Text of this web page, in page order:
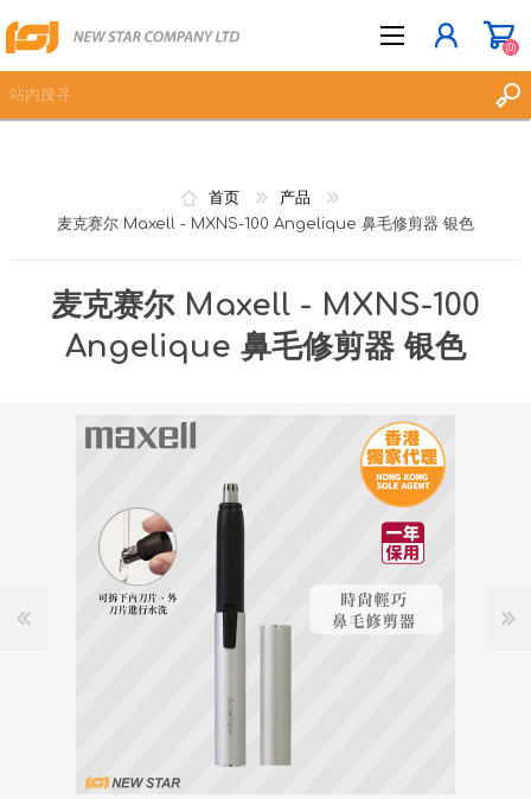
登入
(0)
首页
产品
麦克赛尔 Maxell - MXNS-100 Angelique 鼻毛修剪器 银色
麦克赛尔 Maxell - MXNS-100
Angelique 鼻毛修剪器 银色